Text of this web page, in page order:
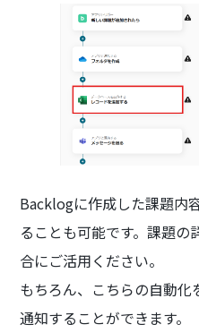
Backlogに作成した課題内
ることも可能です。課題
合にご活用ください。
もちろん、こちらの自動
通知することができます。